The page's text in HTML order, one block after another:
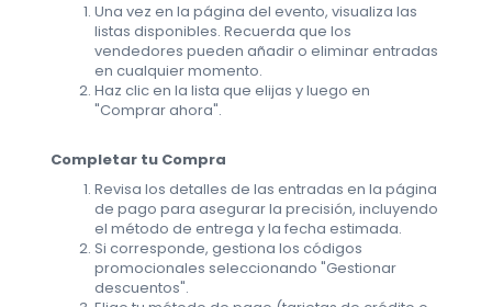
Una vez en la página del evento, visualiza las
listas disponibles. Recuerda que los
vendedores pueden añadir o eliminar entradas
en cualquier momento.
Haz clic en la lista que elijas y luego en
"Comprar ahora".
Completar tu Compra
Revisa los detalles de las entradas en la página
de pago para asegurar la precisión, incluyendo
el método de entrega y la fecha estimada.
Si corresponde, gestiona los códigos
promocionales seleccionando "Gestionar
descuentos".